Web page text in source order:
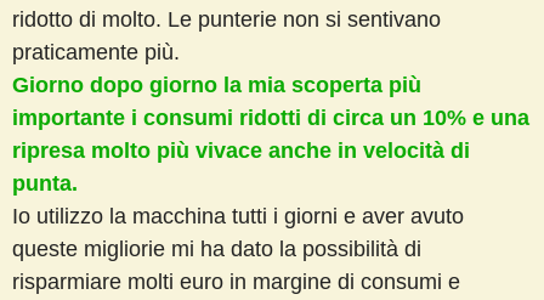
ridotto di molto. Le punterie non si sentivano
praticamente più.
Giorno dopo giorno la mia scoperta più
importante i consumi ridotti di circa un 10% e una
ripresa molto più vivace anche in velocità di
punta.
Io utilizzo la macchina tutti i giorni e aver avuto
queste migliorie mi ha dato la possibilità di
risparmiare molti euro in margine di consumi e